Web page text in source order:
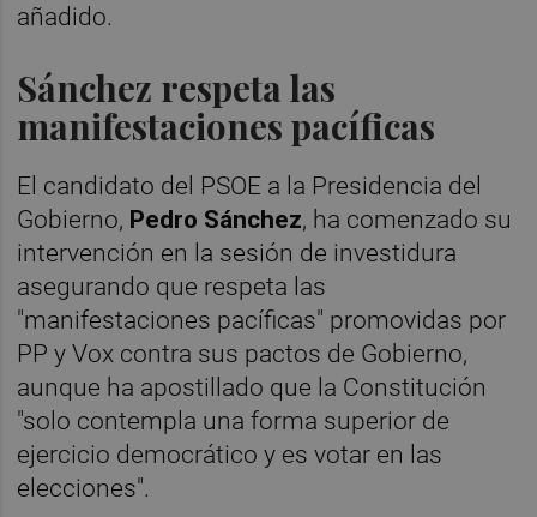
añadido.
Sánchez respeta las
manifestaciones pacíficas
El candidato del PSOE a la Presidencia del
Gobierno, Pedro Sánchez, ha comenzado su
intervención en la sesión de investidura
asegurando que respeta las
"manifestaciones pacíficas" promovidas por
PP y Vox contra sus pactos de Gobierno,
aunque ha apostillado que la Constitución
"solo contempla una forma superior de
ejercicio democrático y es votar en las
elecciones".